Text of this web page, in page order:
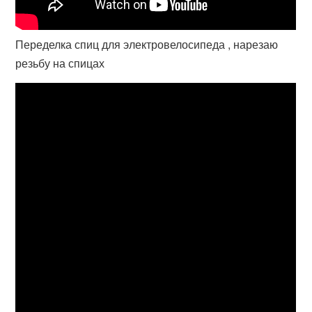
Переделка спиц для электровелосипеда , нарезаю
резьбу на спицах